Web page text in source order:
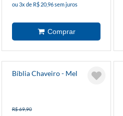
ou 3x de R$ 20,96 sem juros
Bíblia Chaveiro - Mel
R$ 69,90